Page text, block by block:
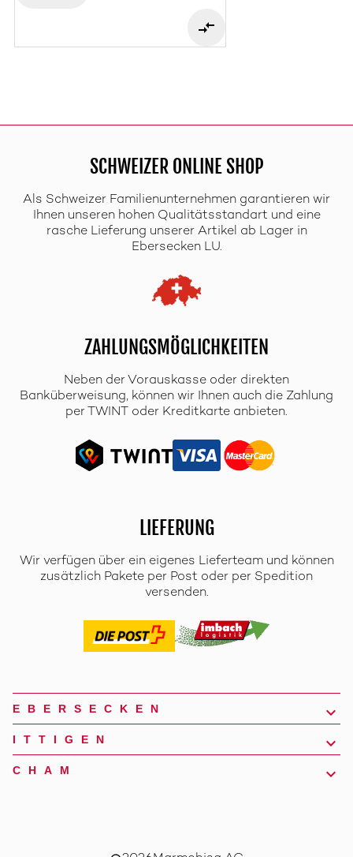
SCHWEIZER ONLINE SHOP
Als Schweizer Familienunternehmen garantieren wir
Ihnen unseren hohen Qualitätsstandart und eine
rasche Lieferung unserer Artikel ab Lager in
Ebersecken LU.
ZAHLUNGSMÖGLICHKEITEN
Neben der Vorauskasse oder direkten
Banküberweisung, können wir Ihnen auch die Zahlung
per TWINT oder Kreditkarte anbieten.
LIEFERUNG
Wir verfügen über ein eigenes Lieferteam und können
zusätzlich Pakete per Post oder per Spedition
versenden.
EBERSECKEN
ITTIGEN
CHAM